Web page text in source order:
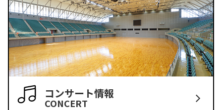
コンサート情報
CONCERT